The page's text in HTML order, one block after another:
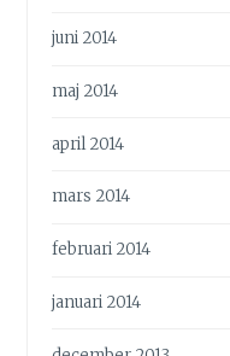
juni 2014
maj 2014
april 2014
mars 2014
februari 2014
januari 2014